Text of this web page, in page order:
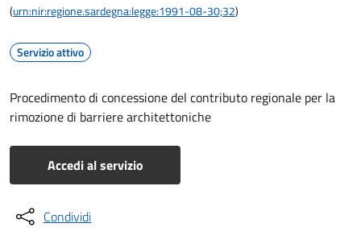
(urn:nir:regione.sardegna:legge:1991-08-30;32)
Servizio attivo
Procedimento di concessione del contributo regionale per la
rimozione di barriere architettoniche
Accedi al servizio
Condividi